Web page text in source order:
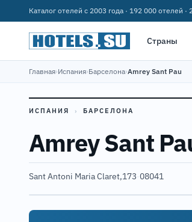
Каталог отелей с 2003 года · 192 000 отелей ·
Страны
Главная›Испания›Барселона›Amrey Sant Pau
ИСПАНИЯ › БАРСЕЛОНА
Amrey Sant
Sant Antoni Maria Claret,173·08041